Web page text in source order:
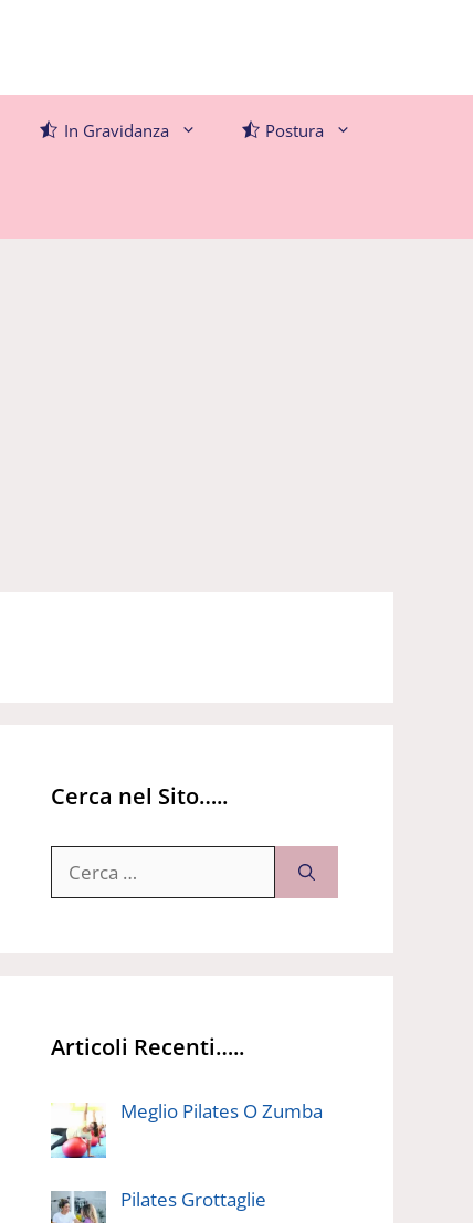
In Gravidanza Postura
Cerca nel Sito…..
per:
Articoli Recenti…..
Meglio Pilates O Zumba
Pilates Grottaglie